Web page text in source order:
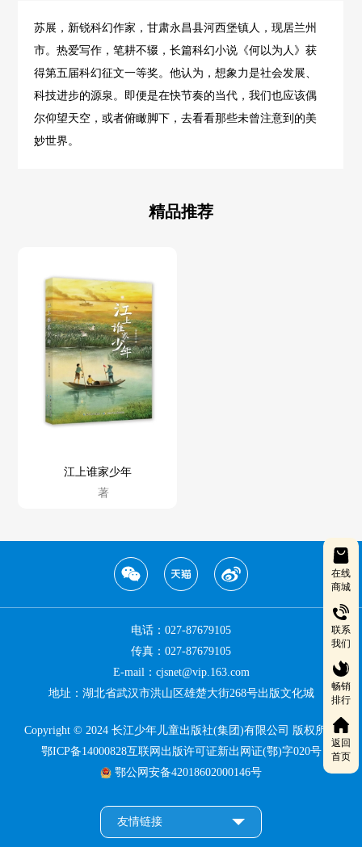
在线
商城
联系
我们
畅销
排行
返回
首页
苏展，新锐科幻作家，甘肃永昌县河西堡镇人，现居兰州
市。热爱写作，笔耕不辍，长篇科幻小说《何以为人》获
得第五届科幻征文一等奖。他认为，想象力是社会发展、
科技进步的源泉。即便是在快节奏的当代，我们也应该偶
尔仰望天空，或者俯瞰脚下，去看看那些未曾注意到的美
妙世界。
精品推荐
江上谁家少年
著
电话：027-87679105
传真：027-87679105
E-mail：cjsnet@vip.163.com
地址：湖北省武汉市洪山区雄楚大街268号出版文化城
Copyright © 2024 长江少年儿童出版社(集团)有限公司 版权所有
鄂ICP备14000828互联网出版许可证新出网证(鄂)字020号
鄂公网安备42018602000146号
友情链接